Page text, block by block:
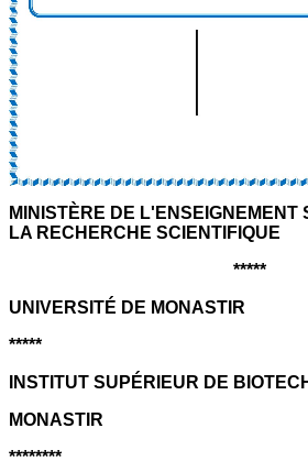
MINISTÈRE DE L'ENSEIGNEMENT
LA RECHERCHE SCIENTIFIQUE
*****
UNIVERSITÉ DE MONASTIR
*****
INSTITUT SUPÉRIEUR DE
MONASTIR
********